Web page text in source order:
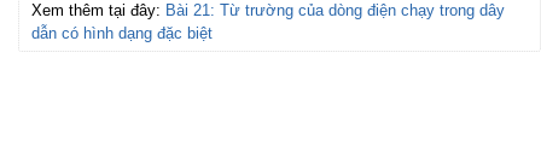
Xem thêm tại đây: Bài 21: Từ trường của dòng điện chạy trong dây
dẫn có hình dạng đặc biệt